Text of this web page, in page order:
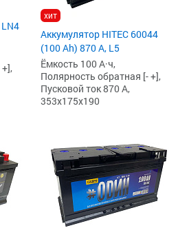
хит
Аккумулятор HITEC 60044
(100 Ah) 870 А, L5
Ёмкость 100 А·ч,
Полярность обратная [- +],
Пусковой ток 870 А,
353x175x190